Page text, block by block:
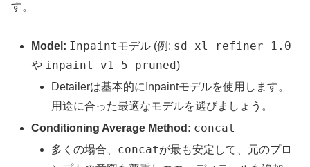
す。
Model: Inpaintモデル (例: sd_xl_refiner_1.0
や inpaint-v1-5-pruned)
Detailerは基本的にInpaintモデルを使用します。
用途に合った最適なモデルを選びましょう。
Conditioning Average Method: concat
多くの場合、 concatが最も安定して、元のプロ